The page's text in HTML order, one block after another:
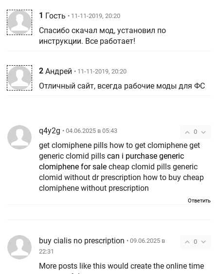
1 Гость • 11-11-2019, 20:20
Спасибо скачал мод, установил по
инструкции. Все работает!
2 Андрей • 11-11-2019, 20:20
Отличный сайт, всегда рабочие моды для ФС
0
q4y2g • 04.06.2025 в 05:43
get clomiphene pills how to get clomiphene get
generic clomid pills can i purchase generic
clomiphene for sale cheap clomid pills generic
clomid without dr prescription how to buy cheap
clomiphene without prescription
Ответить
0
buy cialis no prescription • 09.06.2025 в
22:31
More posts like this would create the online time